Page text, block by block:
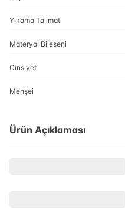
Yıkama Talimatı
Materyal Bileşeni
Cinsiyet
Menşei
Ürün Açıklaması